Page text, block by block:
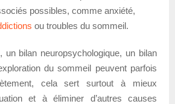
possibles, comme anxiété,
ou troubles du sommeil.
un bilan neuropsychologique, un bilan
du sommeil peuvent parfois
cela sert surtout à mieux
et à éliminer d’autres causes